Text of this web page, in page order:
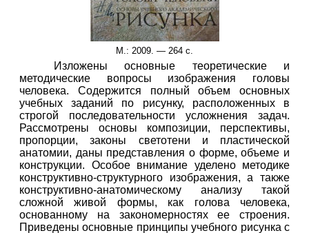
М.: 2009. — 264 с.
Изложены основные теоретические и
методические вопросы изображения головы
человека. Содержится полный объем основных
учебных заданий по рисунку, расположенных в
строгой последовательности усложнения задач.
Рассмотрены основы композиции, перспективы,
пропорции, законы светотени и пластической
анатомии, даны представления о форме, объеме и
конструкции. Особое внимание уделено методике
конструктивно-структурного изображения, а также
конструктивно-анатомическому анализу такой
сложной живой формы, как голова человека,
основанному на закономерностях ее строения.
Приведены основные принципы учебного рисунка с